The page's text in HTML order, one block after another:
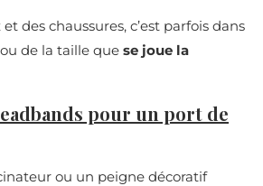
des chaussures, c’est parfois dans
de la taille que se joue la
pour un port de
ou un peigne décoratif